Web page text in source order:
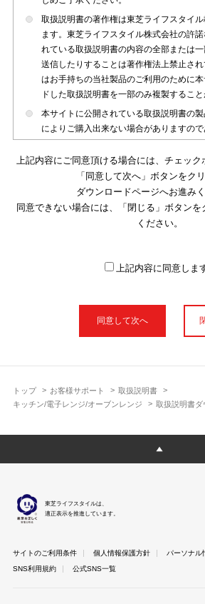
トップ お客様サポート
取扱説明書
キッチン/電子レンジ/オーブンレンジ
取扱説明書ダ
取扱説明書の著作権は東芝ライフスタイ
ます。東芝ライフスタイル株式会社の許
れている取扱説明書の内容の全部または
送信したりすることは著作権法上禁止さ
はお手持ちの当社製品のご利用のために
ドした取扱説明書を一部のみ複製すること
本サイトに公開されている取扱説明書の
によりご購入出来ない場合がありますの
本サイトに公開されている取扱説明書は
のものを掲載しております。従いまして
る取扱説明書の記載内容とお客さまがお
後のマイナーチェンジ等で変更になる場
トに公開されている取扱説明書の内容と
使用上のご注意や安全上のご注意、また
説明書が作成された時点での基準に応じ
明書以外の印刷物が同梱されている場合
ではそれらを全て公開しておりませんの
本サイトのサービスは予告なく中止また
ございますのであらかじめご了承ください
さま以外からのお問い合わせにはお答えで
のであらかじめご了承ください。
上記内容にご同意頂ける場合には、チェック
「同意して次へ」ボタンをクリ
ダウンロードページへお進みく
同意できない場合には、「閉じる」ボタン
ください。
上記内容に同意しま
東芝ライフスタイルは、
適正表示を推進しています。
サイトのご利用条件 個人情報保護方針
パーソナル
SNS利用規約
公式SNS一覧